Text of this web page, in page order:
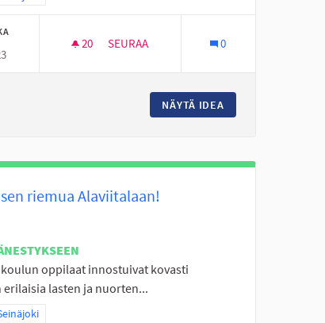
20 20 SEURAAJAA
SEURAA 0
NÄYTÄ IDEA
riemua Alaviitalaan!
oppilaat innostuivat kovasti
lasten ja nuorten...
teeman mukaan: Eteläinen Seinäjoki